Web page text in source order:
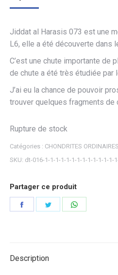
Jiddat al Harasis 073 est une
L6, elle a été découverte dans
C’est une chute importante de
de chute a été très étudiée par
J’ai eu la chance de pouvoir
trouver quelques fragments de
Rupture de stock
Catégories : CHONDRITES ORDINAIRES
SKU: dt-016-1-1-1-1-1-1-1-1-1-1-1-1-1-
Partager ce produit
Partager Partager
Description